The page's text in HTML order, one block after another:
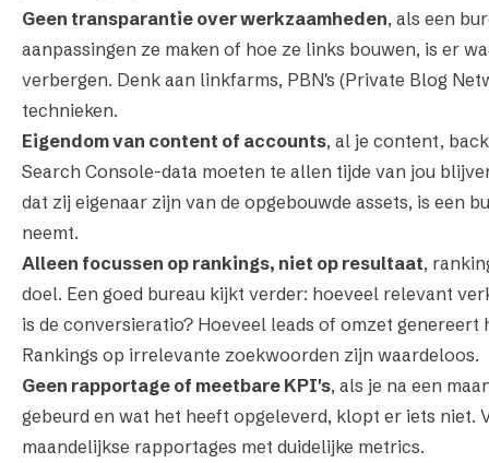
Geen transparantie over werkzaamheden, als een
aanpassingen ze maken of hoe ze links bouwen, is er
verbergen. Denk aan linkfarms, PBN's (Private Blog
technieken.
Eigendom van content of accounts, al je content,
Search Console-data moeten te allen tijde van jou
dat zij eigenaar zijn van de opgebouwde assets, is een
neemt.
Alleen focussen op rankings, niet op resultaat,
doel. Een goed bureau kijkt verder: hoeveel relevant
is de conversieratio? Hoeveel leads of omzet genereert
Rankings op irrelevante zoekwoorden zijn waardeloos.
Geen rapportage of meetbare KPI's, als je na een
gebeurd en wat het heeft opgeleverd, klopt er iets niet.
maandelijkse rapportages met duidelijke metrics.